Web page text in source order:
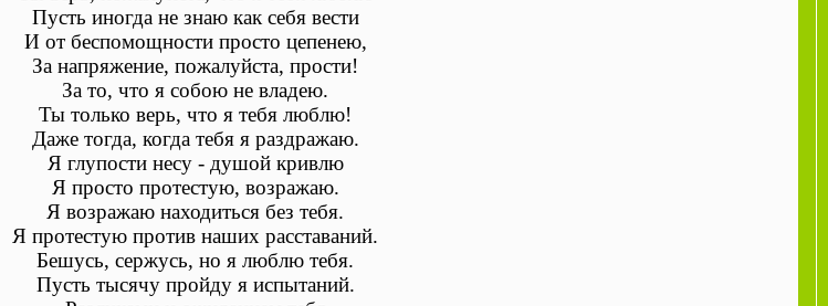
Пусть иногда не знаю как себя вести
И от беспомощности просто цепенею,
За напряжение, пожалуйста, прости!
За то, что я собою не владею.
Ты только верь, что я тебя люблю!
Даже тогда, когда тебя я раздражаю.
Я глупости несу - душой кривлю
Я просто протестую, возражаю.
Я возражаю находиться без тебя.
Я протестую против наших расставаний.
Бешусь, сержусь, но я люблю тебя.
Пусть тысячу пройду я испытаний.